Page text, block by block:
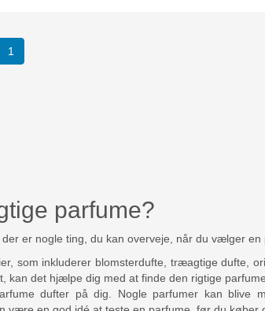
1
parfume?
er nogle ting, du kan overveje, når du vælger en
som inkluderer blomsterdufte, træagtige dufte,
det hjælpe dig med at finde den rigtige parfume.
dufter på dig. Nogle parfumer kan blive